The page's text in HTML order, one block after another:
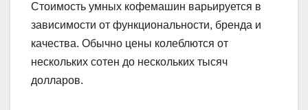
Стоимость умных кофемашин варьируется в
зависимости от функциональности, бренда и
качества. Обычно цены колеблются от
нескольких сотен до нескольких тысяч
долларов.